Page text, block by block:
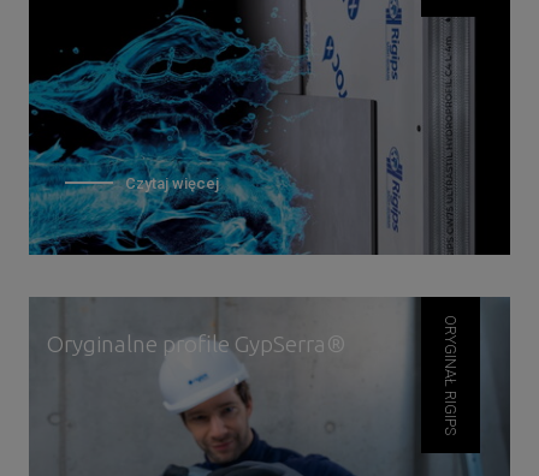
Czytaj więcej
Oryginalne profile GypSerra® ORYGINAŁ RIGIPS